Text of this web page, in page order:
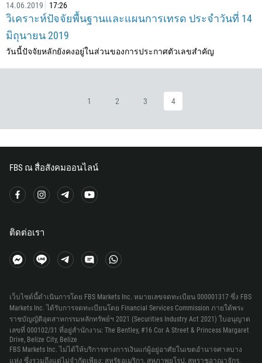
14.06.2019 17:26
วิเคราะห์ปัจจัยพื้นฐานและแผนการเทรด ประจำวันที่ 14
มิถุนายน 2019
วันนี้ปัจจัยหลักยังคงอยู่ในส่วนของการประกาศตัวเลขสำคัญ
1 2 3 4
FBS ณ สื่อสังคมออนไลน์
ติดต่อเรา
เว็บไซต์นี้ดำเนินการโดย FBS Markets Inc. หมายเลขจดทะเบียน 000001317 ซึ่ง FBS
Markets Inc. ได้รับการจดทะเบียนโดย Financial Services Commission ภายใต้พระ
ราชบัญญัติอุตสาหกรรมหลักทรัพย์ฯ 2021 (Securities Industry Act 2021) ใบอนุญาต
เลขที่ 000102/31 ที่อยู่สำนักงาน: The Bentley, #16 Cor A Street & Princess Margaret
Drive, Belize City, Belize
FBS Markets Inc. ไม่ได้ให้บริการทางการเงินแก่ผู้อยู่อาศัยในเขตอำนาจศาลบาง
แห่ง ซึ่งรวมถึงแต่ไม่จำกัดเพียง: สหรัฐอเมริกา, สหภาพยุโรป, สหราชอาณาจักร,
672
1268
54
994
1242
973
880
1246
501
1441
975
591
387